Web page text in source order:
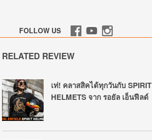
FOLLOW US
RELATED REVIEW
เท่! คลาสสิคได้ทุกวันกับ SPIRIT
HELMETS จาก รอยัล เอ็นฟีลด์